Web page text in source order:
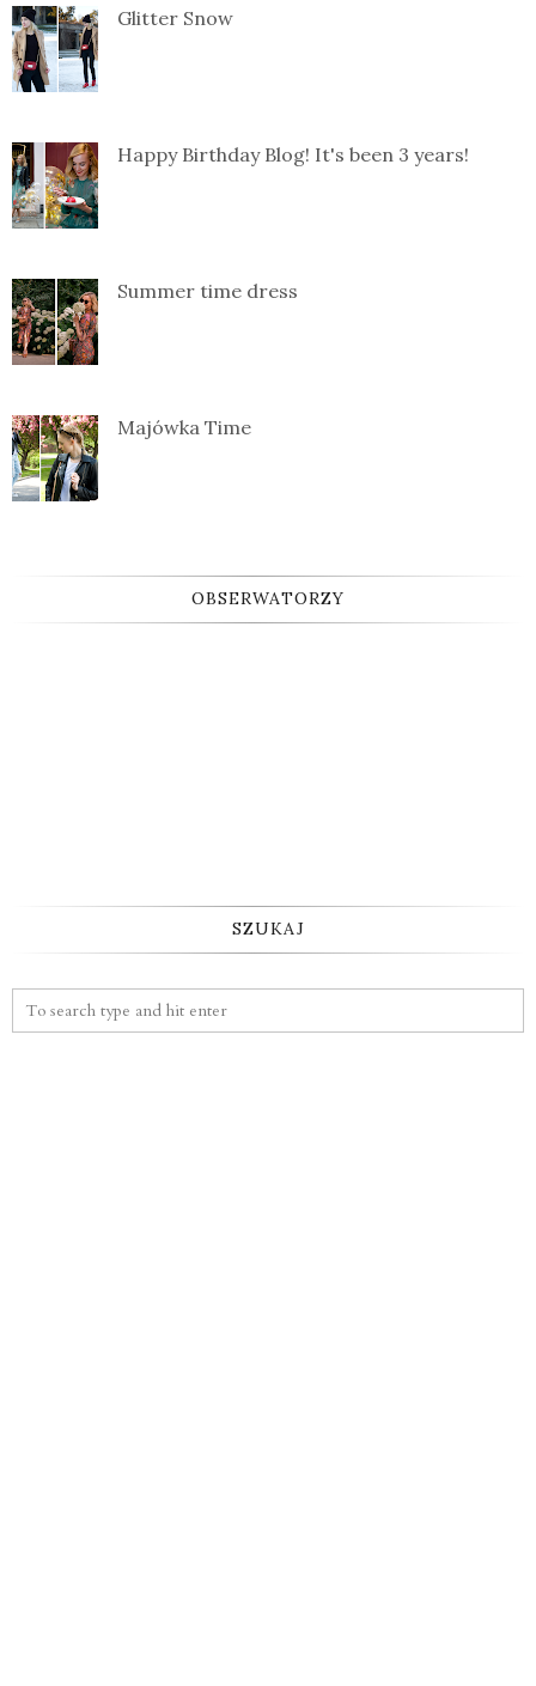
Glitter Snow
Happy Birthday Blog! It's been 3 years!
Summer time dress
Majówka Time
OBSERWATORZY
SZUKAJ